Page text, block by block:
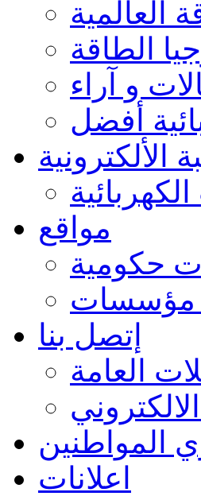
العالمية
الطاقة
و آراء
أفضل
الألكترونية
مواقع
حكومية
مؤسسات
إتصل بنا
العامة
المواطنين
اعلانات